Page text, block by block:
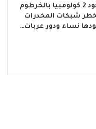
وجود 2 كولومبيا بالخرطوم
شبكات المخدرات
نساء ودور عربات…